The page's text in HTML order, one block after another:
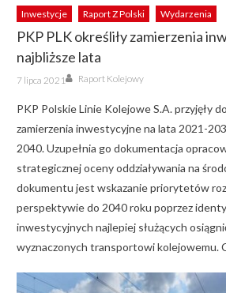
Inwestycje Raport Z Polski Wydarzenia
PKP PLK określiły zamierzenia
najbliższe lata
Posted
on
7 lipca 2021 Author
Raport Kolejowy
PKP Polskie Linie Kolejowe S.A. przyjęły
zamierzenia inwestycyjne na lata 2021-
2040. Uzupełnia go dokumentacja
strategicznej oceny oddziaływania na
dokumentu jest wskazanie priorytetów
perspektywie do 2040 roku poprzez
inwestycyjnych najlepiej służących
wyznaczonych transportowi kolejowemu.